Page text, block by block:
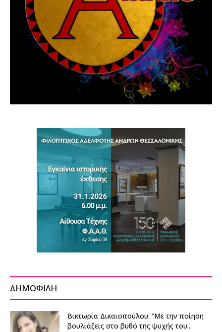
ΔΗΜΟΦΙΛΗ
Βικτωρία Δικαιοπούλου: “Με την ποίηση
βουλιάζεις στο βυθό της ψυχής του...